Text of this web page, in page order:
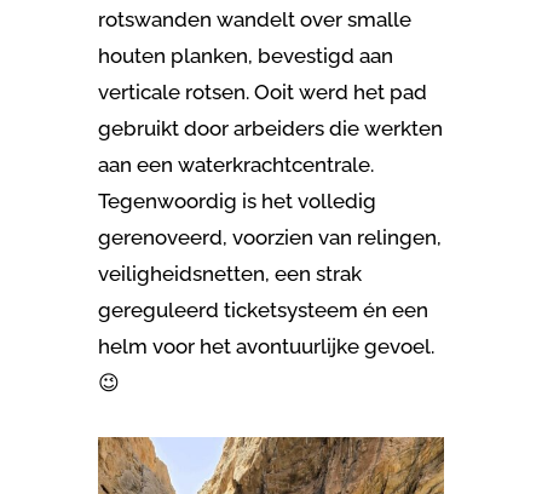
rotswanden wandelt over smalle
houten planken, bevestigd aan
verticale rotsen. Ooit werd het pad
gebruikt door arbeiders die werkten
aan een waterkrachtcentrale.
Tegenwoordig is het volledig
gerenoveerd, voorzien van relingen,
veiligheidsnetten, een strak
gereguleerd ticketsysteem én een
helm voor het avontuurlijke gevoel.
😉